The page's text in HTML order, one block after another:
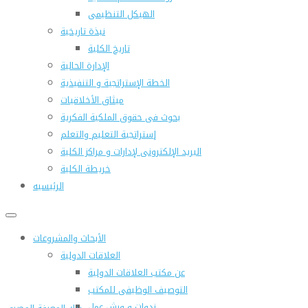
الهيكل التنظيمى
نبذة تاريخية
تاريخ الكلية
الإدارة الحالية
الخطة الإستراتجية و التنفيذية
ميثاق الأخلاقيات
بحوث فى حقوق الملكية الفكرية
إستراتجية التعليم والتعلم
البريد الإلكترونى لإدارات و مراكز الكلية
خريطة الكلية
الرئيسيه
الأبحاث والمشروعات
العلاقات الدولية
عن مكتب العلاقات الدولية
التوصيف الوظيفى للمكتب